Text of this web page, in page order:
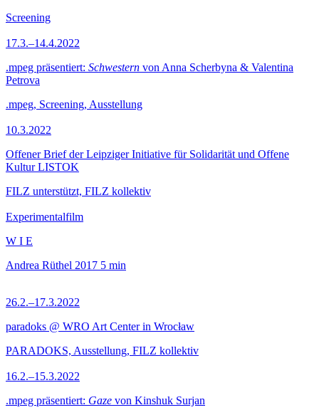
Screening
17.3.–14.4.2022
.mpeg präsentiert: Schwestern von Anna Scherbyna & Valentina
Petrova
.mpeg, Screening, Ausstellung
10.3.2022
Offener Brief der Leipziger Initiative für Solidarität und Offene
Kultur LISTOK
FILZ unterstützt, FILZ kollektiv
Experimentalfilm
W I E
Andrea Rüthel 2017 5 min
26.2.–17.3.2022
paradoks @ WRO Art Center in Wrocław
PARADOKS, Ausstellung, FILZ kollektiv
16.2.–15.3.2022
.mpeg präsentiert: Gaze von Kinshuk Surjan